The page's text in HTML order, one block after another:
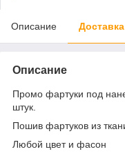
Описание Доставка
Описание
Промо фартуки под
штук.
Пошив фартуков из
Любой цвет и фасон